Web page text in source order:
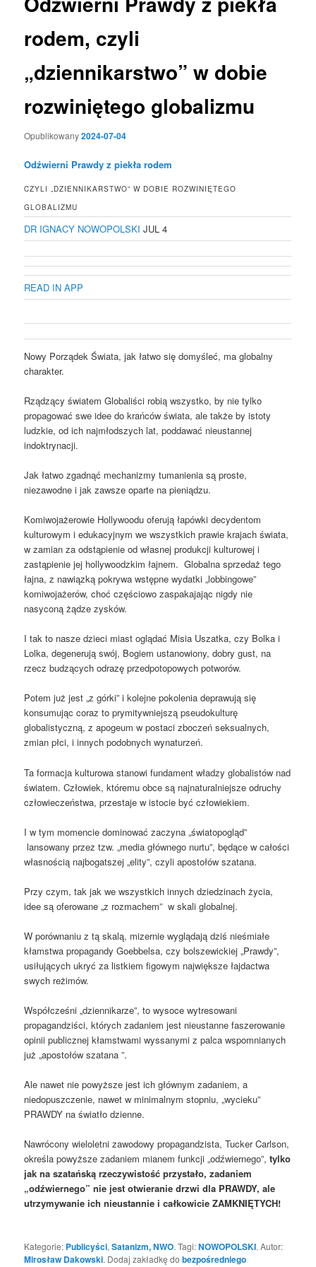
rodem, czyli
„dziennikarstwo” w dobie
rozwiniętego globalizmu
Opublikowany2024-07-04
Odźwierni Prawdy z piekła rodem
CZYLI „DZIENNIKARSTWO” W DOBIE ROZWINIĘTEGO
GLOBALIZMU
DR IGNACY NOWOPOLSKI JUL 4
READ IN APP
Nowy Porządek Świata, jak łatwo się domyśleć, ma globalny
charakter.
Rządzący światem Globaliści robią wszystko, by nie tylko
propagować swe idee do krańców świata, ale także by istoty
ludzkie, od ich najmłodszych lat, poddawać nieustannej
indoktrynacji.
Jak łatwo zgadnąć mechanizmy tumanienia są proste,
niezawodne i jak zawsze oparte na pieniądzu.
Komiwojażerowie Hollywoodu oferują łapówki decydentom
kulturowym i edukacyjnym we wszystkich prawie krajach świata,
w zamian za odstąpienie od własnej produkcji kulturowej i
zastąpienie jej hollywoodzkim łajnem. Globalna sprzedaż tego
łajna, z nawiązką pokrywa wstępne wydatki „lobbingowe”
komiwojażerów, choć częściowo zaspakajając nigdy nie
nasyconą żądze zysków.
I tak to nasze dzieci miast oglądać Misia Uszatka, czy Bolka i
Lolka, degenerują swój, Bogiem ustanowiony, dobry gust, na
rzecz budzących odrazę przedpotopowych potworów.
Potem już jest „z górki” i kolejne pokolenia deprawują się
konsumując coraz to prymitywniejszą pseudokulturę
globalistyczną, z apogeum w postaci zboczeń seksualnych,
zmian płci, i innych podobnych wynaturzeń.
Ta formacja kulturowa stanowi fundament władzy globalistów nad
światem. Człowiek, któremu obce są najnaturalniejsze odruchy
człowieczeństwa, przestaje w istocie być człowiekiem.
I w tym momencie dominować zaczyna „światopogląd”
lansowany przez tzw. „media głównego nurtu”, będące w całości
własnością najbogatszej „elity”, czyli apostołów szatana.
Przy czym, tak jak we wszystkich innych dziedzinach życia,
idee są oferowane „z rozmachem” w skali globalnej.
W porównaniu z tą skalą, mizernie wyglądają dziś nieśmiałe
kłamstwa propagandy Goebbelsa, czy bolszewickiej „Prawdy”,
usiłujących ukryć za listkiem figowym największe łajdactwa
swych reżimów.
Współcześni „dziennikarze”, to wysoce wytresowani
propagandziści, których zadaniem jest nieustanne faszerowanie
opinii publicznej kłamstwami wyssanymi z palca wspomnianych
już „apostołów szatana ”.
Ale nawet nie powyższe jest ich głównym zadaniem, a
niedopuszczenie, nawet w minimalnym stopniu, „wycieku”
PRAWDY na światło dzienne.
Nawrócony wieloletni zawodowy propagandzista, Tucker Carlson,
określa powyższe zadaniem mianem funkcji „odźwiernego”, tylko
jak na szatańską rzeczywistość przystało, zadaniem
„odźwiernego” nie jest otwieranie drzwi dla PRAWDY, ale
utrzymywanie ich nieustannie i całkowicie ZAMKNIĘTYCH!
Kategorie: Publicyści,Satanizm, NWO. Tagi:NOWOPOLSKI. Autor:
Mirosław Dakowski. Dodaj zakładkę dobezpośredniego